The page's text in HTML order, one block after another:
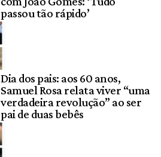
passou tão rápido’
Dia dos pais: aos 60 anos,
Samuel Rosa relata viver “uma
verdadeira revolução” ao ser
pai de duas bebês